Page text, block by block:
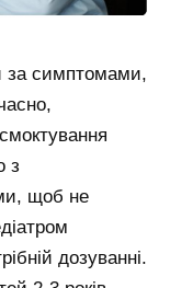
за симптомами,
з
щоб не
дозуванні.